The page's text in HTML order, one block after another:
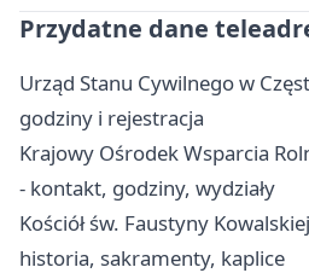
Przydatne dane
Urząd Stanu Cywilnego w
godziny i rejestracja
Krajowy Ośrodek Wsparcia
- kontakt, godziny, wydziały
Kościół św. Faustyny
historia, sakramenty, kaplice